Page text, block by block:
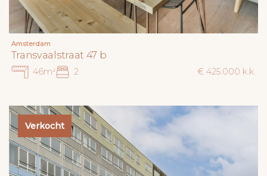
Amsterdam
Transvaalstraat 47 b
46m² 2 € 425.000 k.k.
Verkocht